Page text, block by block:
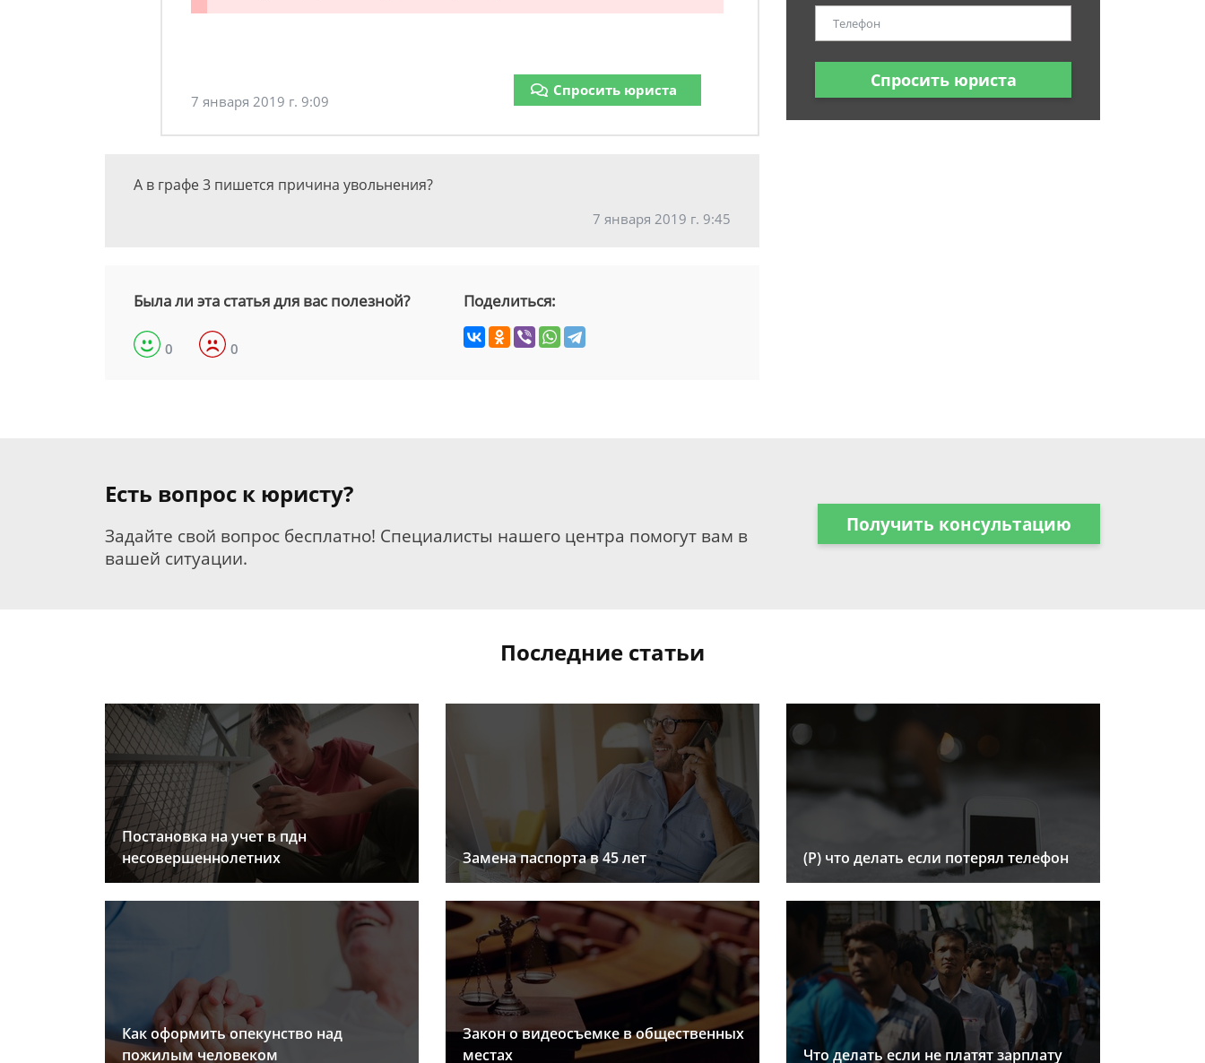
7 января 2019 г. 9:09
Спросить юриста
А в графе 3 пишется причина увольнения?
7 января 2019 г. 9:45
Была ли эта статья для вас полезной?
0 0
Поделиться:
Спросить юриста
Есть вопрос к юристу?
Задайте свой вопрос бесплатно! Специалисты нашего центра помогут вам в
вашей ситуации.
Получить консультацию
Последние статьи
Постановка на учет в пдн
несовершеннолетних
Замена паспорта в 45 лет (Р) что делать если потерял телефон
Как оформить опекунство над
пожилым человеком
Закон о видеосъемке в общественных
местах
Что делать если не платят зарплату